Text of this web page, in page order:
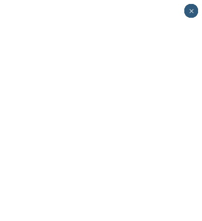
×
×
×
×
×
×
×
×
×
×
×
×
×
×
×
×
×
×
×
×
×
×
×
×
×
×
×
×
×
×
×
×
×
×
×
×
×
×
×
×
×
×
×
×
×
×
×
×
×
×
×
×
×
×
×
×
×